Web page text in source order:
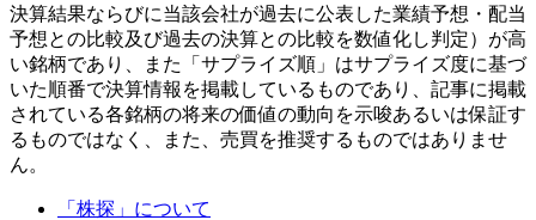
決算結果ならびに当該会社が過去に公表した業績予想・配当
予想との比較及び過去の決算との比較を数値化し判定）が高
い銘柄であり、また「サプライズ順」はサプライズ度に基づ
いた順番で決算情報を掲載しているものであり、記事に掲載
されている各銘柄の将来の価値の動向を示唆あるいは保証す
るものではなく、また、売買を推奨するものではありませ
ん。
「株探」について